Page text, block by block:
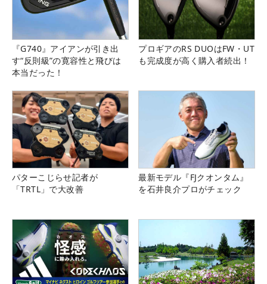
『G740』アイアンが引き出
す“反則級”の寛容性と飛びは
本当だった！
プロギアのRS DUOはFW・UT
も完成度が高く購入者続出！
パターこじらせ記者が
「TRTL」で大改善
最新モデル『FJクオンタム』
を石井良介プロがチェック